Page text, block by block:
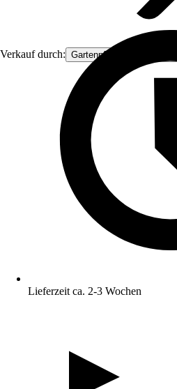
Verkauf durch: Gartenpflanzen Ammerland
Lieferzeit ca. 2-3 Wochen